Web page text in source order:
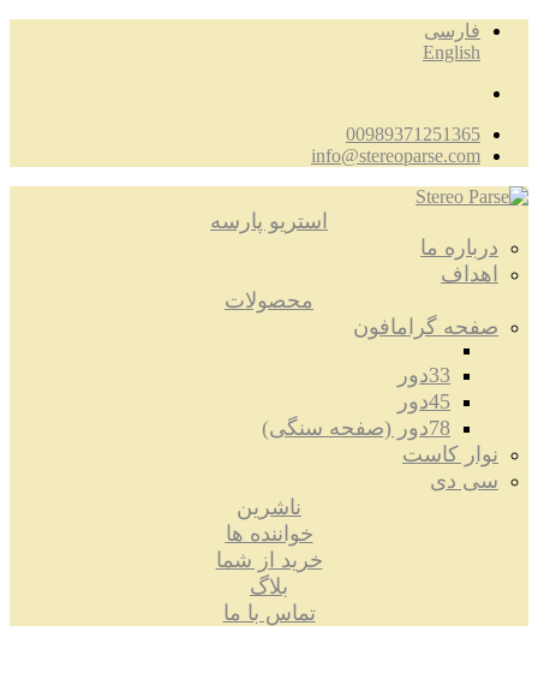
فارسی
English
00989371251365
info@stereoparse.com
استریو پارسه
درباره ما
اهداف
محصولات
صفحه گرامافون
33دور
45دور
78دور (صفحه سنگی)
نوار کاست
سی دی
ناشرین
خواننده ها
خرید از شما
بلاگ
تماس با ما